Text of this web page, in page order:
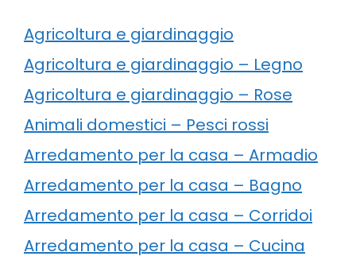
Agricoltura e giardinaggio
Agricoltura e giardinaggio – Legno
Agricoltura e giardinaggio – Rose
Animali domestici – Pesci rossi
Arredamento per la casa – Armadio
Arredamento per la casa – Bagno
Arredamento per la casa – Corridoi
Arredamento per la casa – Cucina